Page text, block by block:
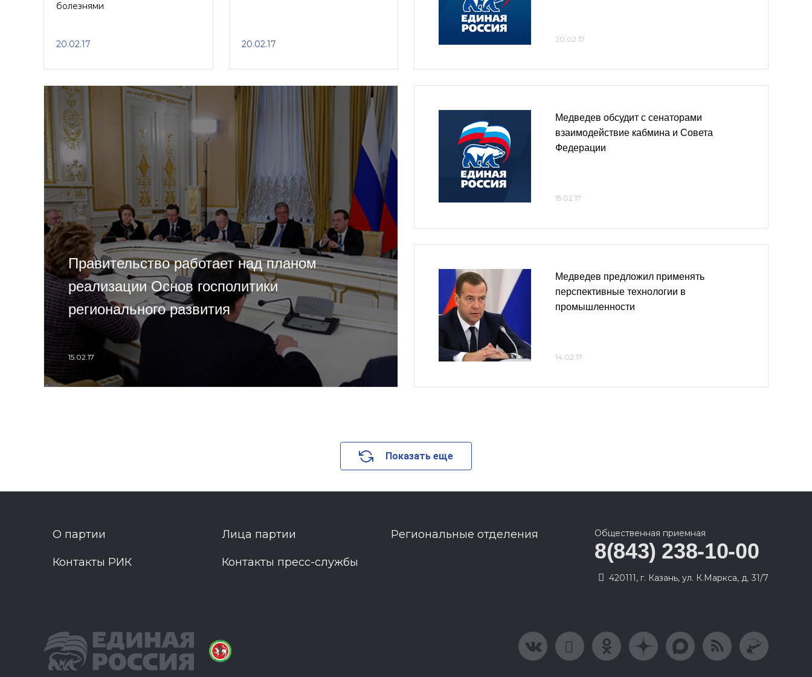
болезнями
20.02.17 20.02.17 20.02.17
Правительство работает над планом
реализации Основ госполитики
регионального развития
15.02.17
Медведев обсудит с сенаторами
взаимодействие кабмина и Совета
Федерации
15.02.17
Медведев предложил применять
перспективные технологии в
промышленности
14.02.17
Показать еще
О партии Лица партии Региональные отделения
Контакты РИК Контакты пресс-службы
Общественная приемная
8(843) 238-10-00
420111, г. Казань, ул. К.Маркса, д. 31/7